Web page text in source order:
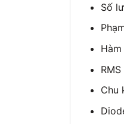
Số
Chu